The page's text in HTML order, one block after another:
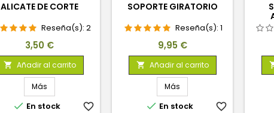
ALICATE DE CORTE
Reseña(s): 2
Precio
3,50 €
 Añadir al carrito
Más
 En stock favorite_border
SOPORTE GIRATORIO
Reseña(s): 1
Precio
9,95 €
 Añadir al carrito
Más
 En stock favorite_border